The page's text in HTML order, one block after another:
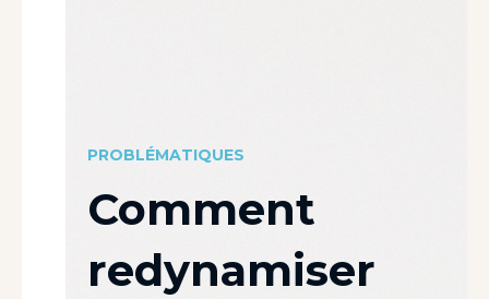
PROBLÉMATIQUES
Comment
redynamiser